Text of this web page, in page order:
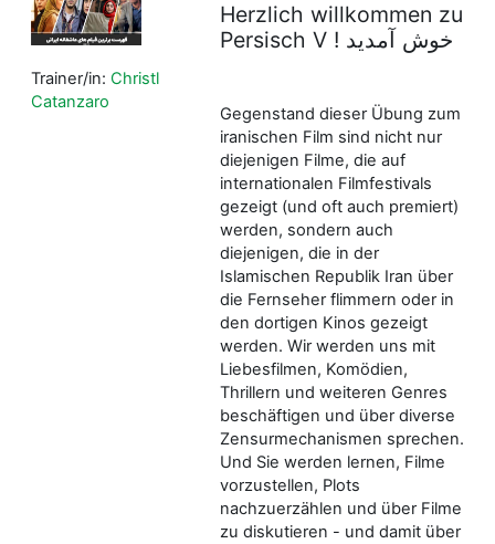
Herzlich willkommen zu
Persisch V ! خوش آمدید
Gegenstand dieser Übung zum
iranischen Film sind nicht nur
diejenigen Filme, die auf
internationalen Filmfestivals
gezeigt (und oft auch premiert)
werden, sondern auch
diejenigen, die in der
Islamischen Republik Iran über
die Fernseher flimmern oder in
den dortigen Kinos gezeigt
werden. Wir werden uns mit
Liebesfilmen, Komödien,
Thrillern und weiteren Genres
beschäftigen und über diverse
Zensurmechanismen sprechen.
Und Sie werden lernen, Filme
vorzustellen, Plots
nachzuerzählen und über Filme
zu diskutieren - und damit über
Trainer/in: Christl
Catanzaro